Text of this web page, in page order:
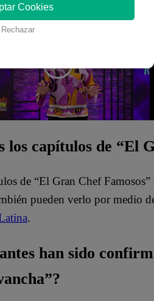
Noche de Eliminación.
los capítulos de “El
de “El Gran Chef
pueden verlo por medio
.
han sido
Cookies
Rechazar